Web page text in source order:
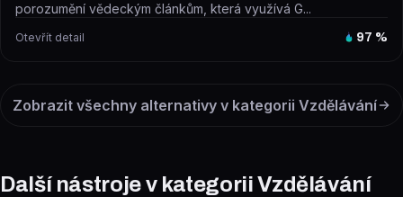
porozumění vědeckým článkům, která využívá G...
Otevřít detail 97 %
Zobrazit všechny alternativy v kategorii Vzdělávání
Další nástroje v kategorii Vzdělávání